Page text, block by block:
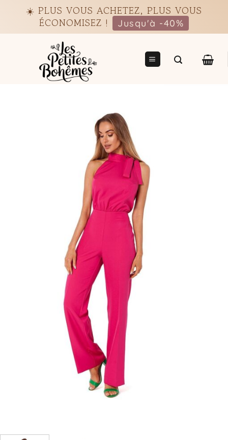
☀️ PLUS VOUS ACHETEZ, PLUS VOUS
ÉCONOMISEZ !
Jusqu'à -40%